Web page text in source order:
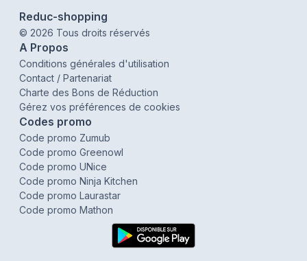
Reduc-shopping
© 2026 Tous droits réservés
A Propos
Conditions générales d'utilisation
Contact / Partenariat
Charte des Bons de Réduction
Gérez vos préférences de cookies
Codes promo
Code promo Zumub
Code promo Greenowl
Code promo UNice
Code promo Ninja Kitchen
Code promo Laurastar
Code promo Mathon